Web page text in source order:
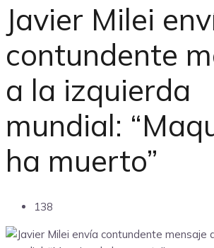
Javier Milei
contundente
a la izquierda
mundial:
ha muerto”
138